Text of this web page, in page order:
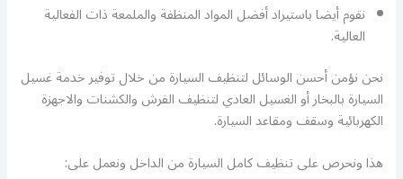
نقوم أيضا باستيراد أفضل المواد المنظفة والملمعة ذات الفعالية
العالية.
نحن نؤمن أحسن الوسائل لتنظيف السيارة من خلال توفير خدمة غسيل
السيارة بالبخار أو الغسيل العادي لتنظيف الفرش والكشنات والاجهزة
الكهربائية وسقف ومقاعد السيارة.
هذا ونحرص على تنظيف كامل السيارة من الداخل ونعمل على: